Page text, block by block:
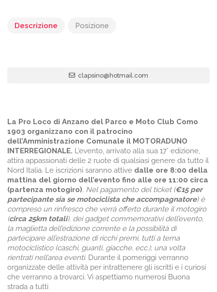
Descrizione Posizione
clapsino@hotmail.com
La Pro Loco di Anzano del Parco e Moto Club Como
1903 organizzano con il patrocino
dell’Amministrazione Comunale il MOTORADUNO
INTERREGIONALE. L’evento, arrivato alla sua 17° edizione,
attira appassionati delle 2 ruote di qualsiasi genere da tutto il
Nord Italia. Le iscrizioni saranno attive dalle ore 8:00 della
mattina del giorno dell’evento fino alle ore 11:00 circa
(partenza motogiro). Nel pagamento del ticket (€15 per
partecipante sia se motociclista che accompagnatore) è
compreso un rinfresco che verrà offerto durante il motogiro
(circa 25km totali), dei gadget commemorativi dell’evento,
la maglietta dell’edizione corrente e la possibilità di
partecipare all’estrazione di ricchi premi, tutti a tema
motociclistico (caschi, guanti, giacche, ecc.), una volta
rientrati nell’area eventi. Durante il pomeriggi verranno
organizzate delle attività per intrattenere gli iscritti e i curiosi
che verranno a trovarci. Vi aspettiamo numerosi Buona
strada a tutti